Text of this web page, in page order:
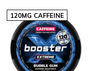
120MG CAFFEINE